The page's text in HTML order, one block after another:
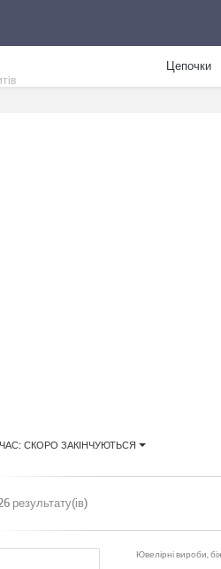
Цепочки
ЧАС: СКОРО ЗАКІНЧУЮТЬСЯ
результату(ів)
Ювелірні вироби,